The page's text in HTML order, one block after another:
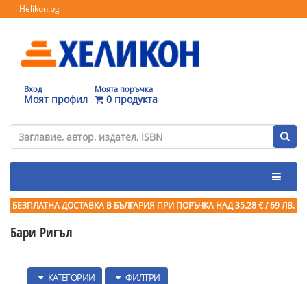
Helikon.bg
Вход
Моят профил
Моята поръчка
0 продукта
БЕЗПЛАТНА ДОСТАВКА В БЪЛГАРИЯ ПРИ ПОРЪЧКА НАД 35.28 € / 69 ЛВ.
Бари Ригъл
КАТЕГОРИИ ФИЛТРИ